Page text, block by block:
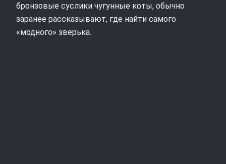
бронзовые суслики чугунные коты, обычно
заранее рассказывают, где найти самого
«модного» зверька.